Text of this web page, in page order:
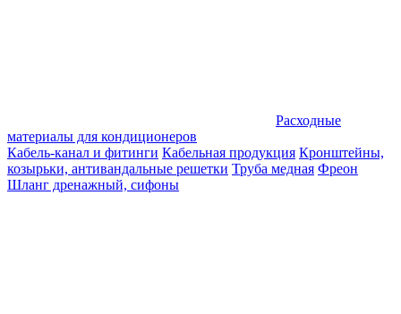
Расходные
материалы для кондиционеров
Кабель-канал и фитинги Кабельная продукция Кронштейны,
козырьки, антивандальные решетки Труба медная Фреон
Шланг дренажный, сифоны